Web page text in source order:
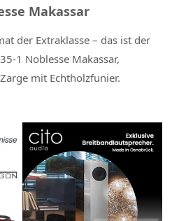
Makassar
der Extraklasse – das ist der
1 Noblesse Makassar,
mit Echtholzfunier.